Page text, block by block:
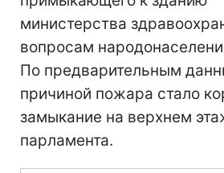
министерства
вопросам
По предварительным
причиной пожара стало
замыкание на верхнем
парламента.